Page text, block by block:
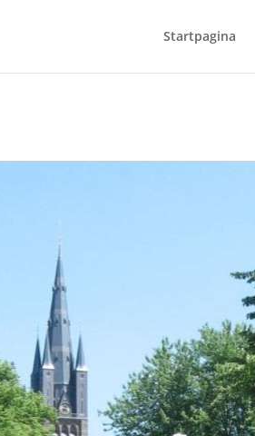
Startpagina